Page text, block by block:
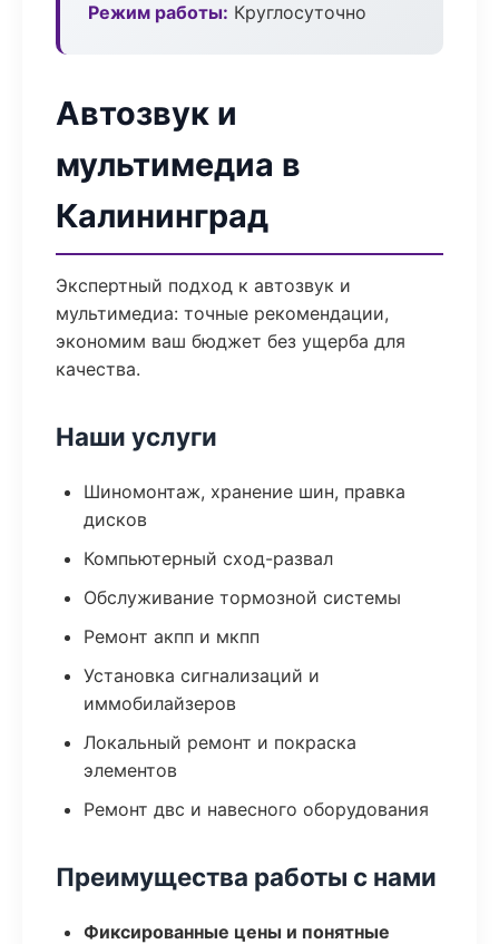
Режим работы: Круглосуточно
Автозвук и
мультимедиа в
Калининград
Экспертный подход к автозвук и
мультимедиа: точные рекомендации,
экономим ваш бюджет без ущерба для
качества.
Наши услуги
Шиномонтаж, хранение шин, правка
дисков
Компьютерный сход-развал
Обслуживание тормозной системы
Ремонт акпп и мкпп
Установка сигнализаций и
иммобилайзеров
Локальный ремонт и покраска
элементов
Ремонт двс и навесного оборудования
Преимущества работы с нами
Фиксированные цены и понятные